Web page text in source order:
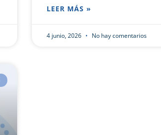
LEER MÁS »
4 junio, 2026 No hay comentarios